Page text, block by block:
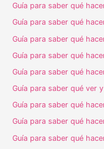
Guía para saber qué
Guía para saber qué
Guía para saber qué
Guía para saber qué
Guía para saber qué
Guía para saber qué ver
Guía para saber qué
Guía para saber qué
Guía para saber qué